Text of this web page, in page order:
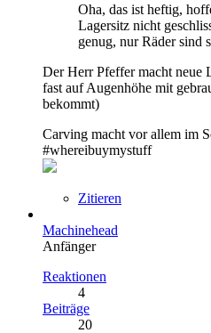
Oha, das ist heftig,
Lagersitz nicht
genug, nur Räder sind
Der Herr Pfeffer macht neue
fast auf Augenhöhe mit
bekommt)
Carving macht vor allem im
#whereibuymystuff
Zitieren
Machinehead
Anfänger
Reaktionen
4
Beiträge
20